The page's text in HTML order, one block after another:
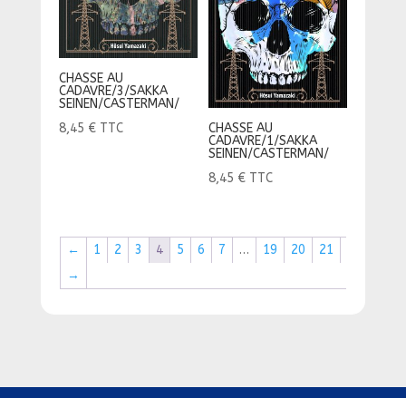
CHASSE AU
CADAVRE/3/SAKKA
SEINEN/CASTERMAN/
8,45 € TTC
CHASSE AU
CADAVRE/1/SAKKA
SEINEN/CASTERMAN/
8,45 € TTC
← 1 2 3 4 5 6 7 … 19 20
21
→